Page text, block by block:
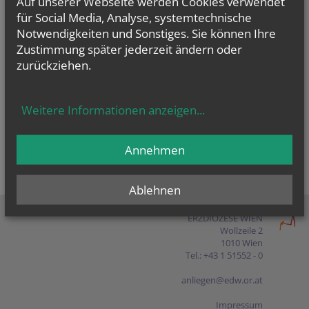
Presse
Shop
ERZDIÖZESE WIEN
Wollzeile 2
1010 Wien
Tel.: +43 1 51552 - 0
anliegen@edw.or.at
Impressum
für Social Media, Analyse, systemtechnische
Notwendigkeiten und Sonstiges. Sie können Ihre
Zustimmung später jederzeit ändern oder
zurückziehen.
Weitere Informationen anzeigen...
Ablehnen
Annehmen